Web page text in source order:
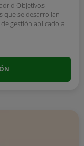
Objetivos -
que se desarrollan
gestión aplicado a